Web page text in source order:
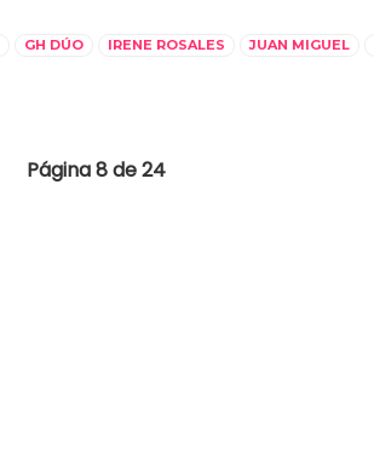
GH DÚO IRENE ROSALES JUAN MIGUEL
Página 8 de 24